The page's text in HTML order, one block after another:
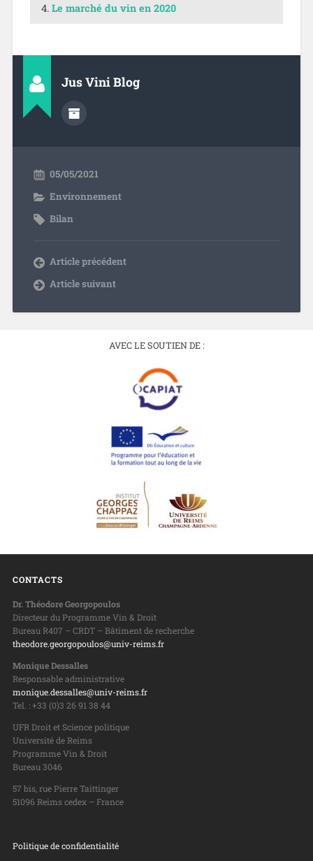
Le marché du vin en 2020
Jus Vini Blog
05/05/2021
Environnement
Bilan
Article précédent
Article suivant
AVEC LE SOUTIEN DE :
CONTACTS
Dr. Théodore Georgopoulos
Directeur du Programme Vin & Droit
Bureau R407 – CRDT – Bâtiment de recherche
theodore.georgopoulos@univ-reims.fr
Monique Dessalles
Responsable administrative
monique.dessalles@univ-reims.fr
Tel. : +33 (0)3 26 91 38 44
UFR Droit et Science politique
Université de Reims
Programme Vin & Droit
Bureau 3046
57 bis, rue Pierre Taittinger
51096 Reims cedex – France
Politique de confidentialité